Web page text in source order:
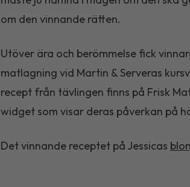
om den vinnande rätten.
Utöver ära och berömmelse fick
matlagning vid Martin & Serveras
recept från tävlingen finns på Frisk
widget som visar deras påverkan på
Det vinnande receptet på Jessicas